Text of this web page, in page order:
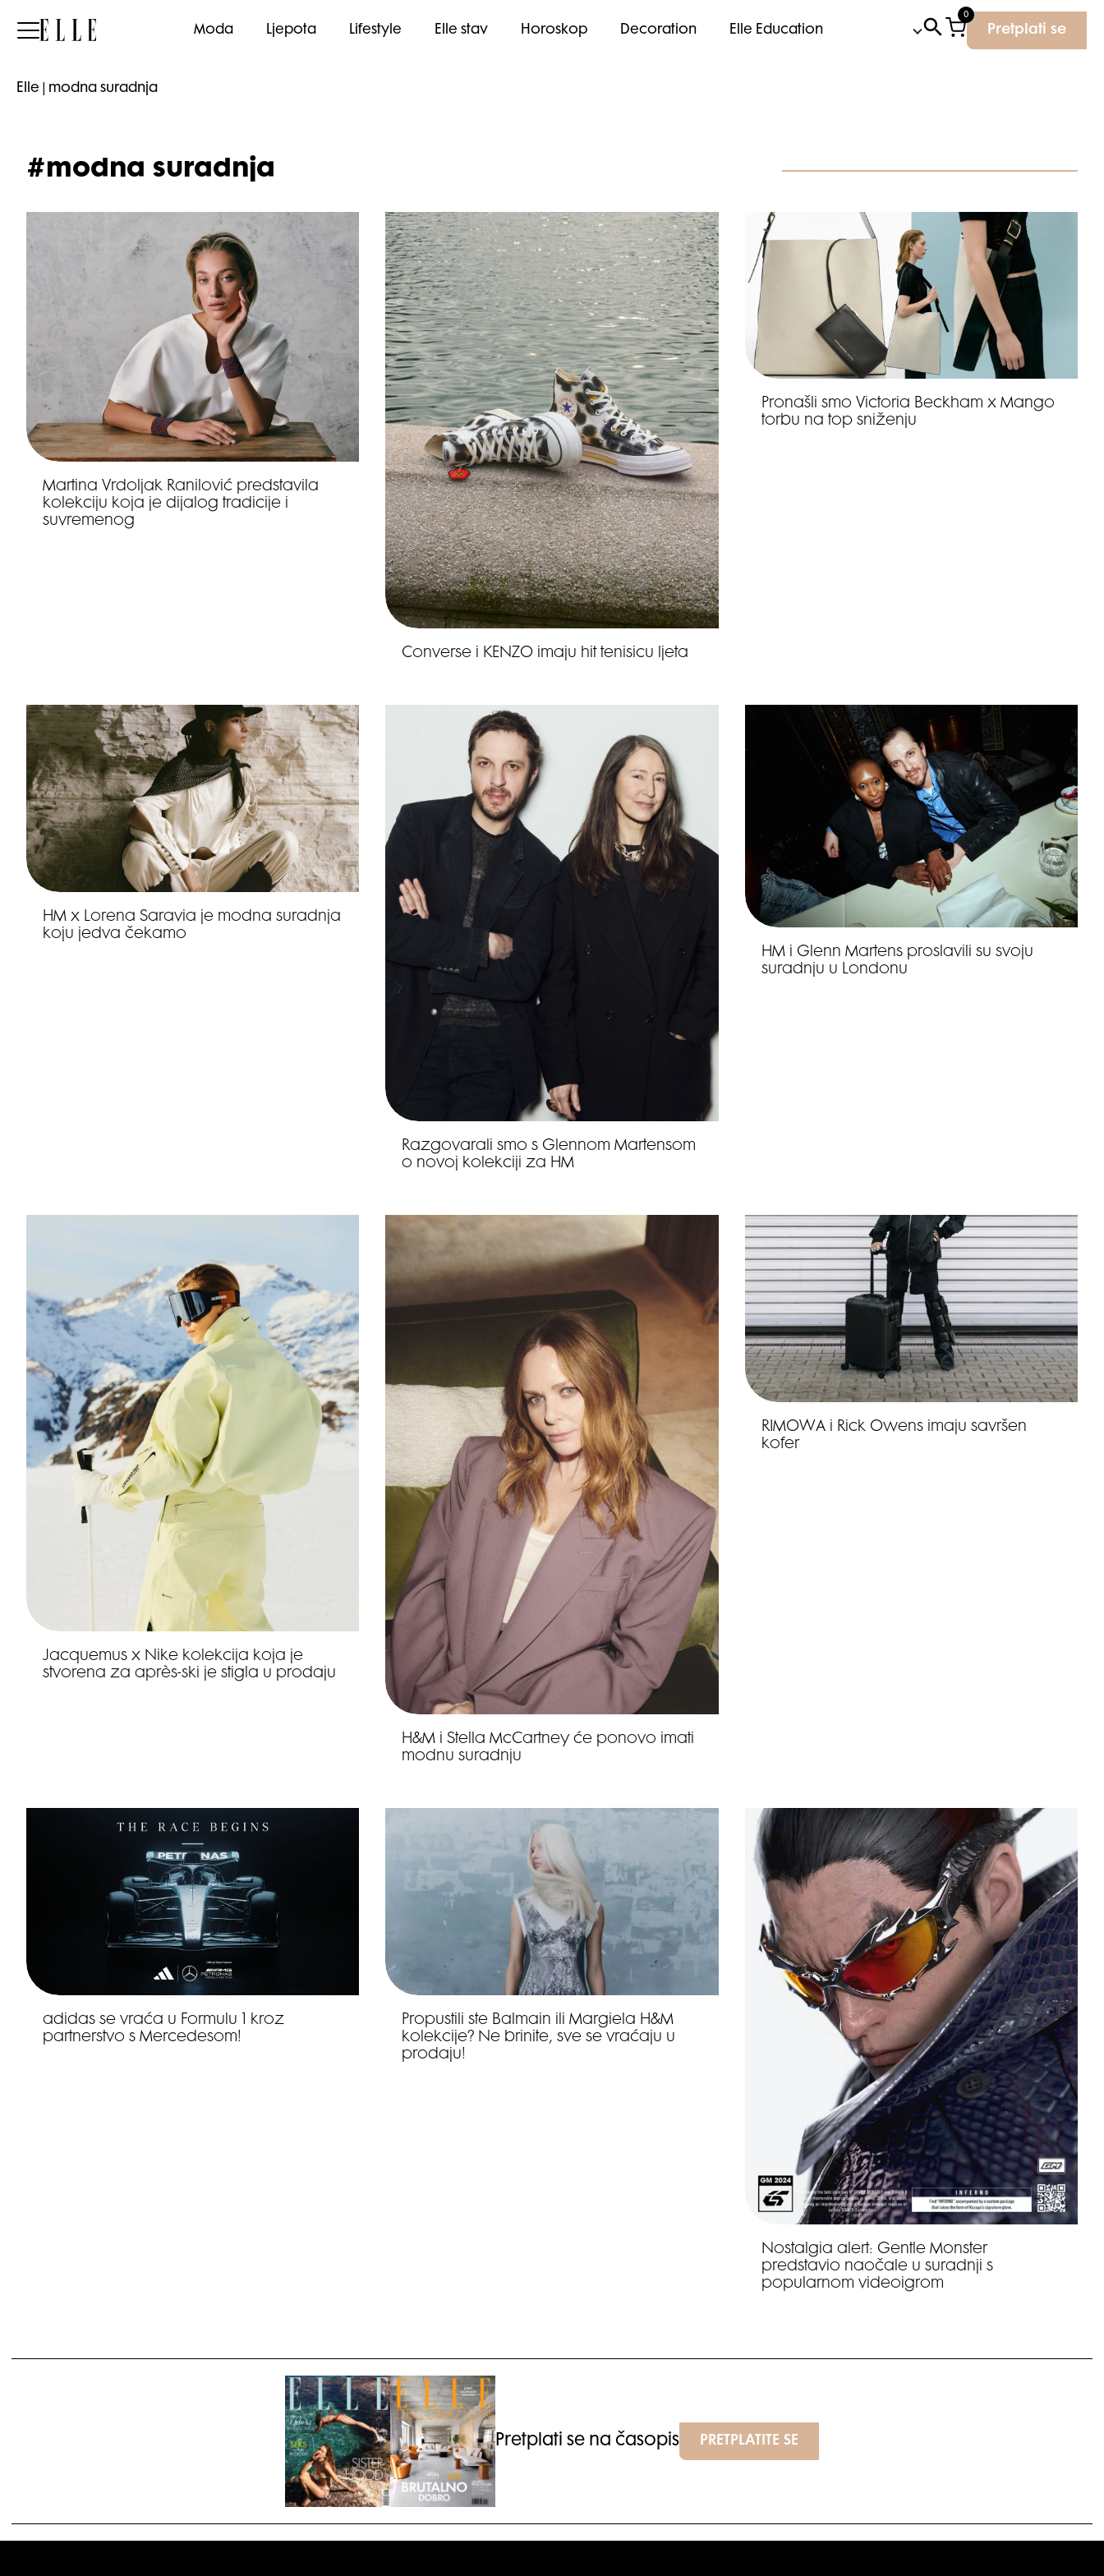
Elle Moda Ljepota Lifestyle Elle stav Horoskop Decoration Elle Education
0
Pretplati se
Elle modna suradnja
#modna suradnja
Martina Vrdoljak Ranilović predstavila
kolekciju koja je dijalog tradicije i
suvremenog
Converse i KENZO imaju hit tenisicu ljeta
Pronašli smo Victoria Beckham x Mango
torbu na top sniženju
HM x Lorena Saravia je modna suradnja
koju jedva čekamo
Razgovarali smo s Glennom Martensom
o novoj kolekciji za HM
HM i Glenn Martens proslavili su svoju
suradnju u Londonu
Jacquemus x Nike kolekcija koja je
stvorena za après-ski je stigla u prodaju
H&M i Stella McCartney će ponovo imati
modnu suradnju
RIMOWA i Rick Owens imaju savršen
kofer
adidas se vraća u Formulu 1 kroz
partnerstvo s Mercedesom!
Propustili ste Balmain ili Margiela H&M
kolekcije? Ne brinite, sve se vraćaju u
prodaju!
Nostalgia alert: Gentle Monster
predstavio naočale u suradnji s
popularnom videoigrom
Pretplati se na časopis PRETPLATITE SE